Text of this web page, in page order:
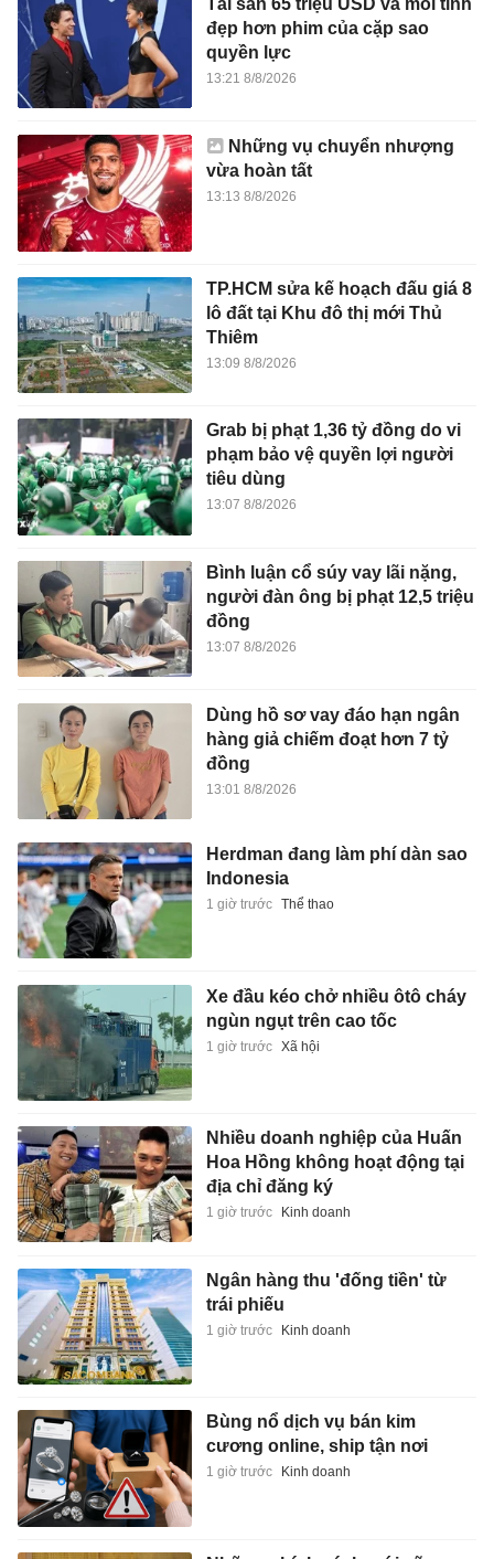
đẹp hơn phim của cặp sao
quyền lực
13:21 8/8/2026
Những vụ chuyển nhượng
vừa hoàn tất
13:13 8/8/2026
TP.HCM sửa kế hoạch đấu giá 8
lô đất tại Khu đô thị mới Thủ
Thiêm
13:09 8/8/2026
Grab bị phạt 1,36 tỷ đồng do vi
phạm bảo vệ quyền lợi người
tiêu dùng
13:07 8/8/2026
Bình luận cổ súy vay lãi nặng,
người đàn ông bị phạt 12,5 triệu
đồng
13:07 8/8/2026
Dùng hồ sơ vay đáo hạn ngân
hàng giả chiếm đoạt hơn 7 tỷ
đồng
13:01 8/8/2026
Herdman đang làm phí dàn sao
Indonesia
1 giờ trước Thể thao
Xe đầu kéo chở nhiều ôtô cháy
ngùn ngụt trên cao tốc
1 giờ trước Xã hội
Nhiều doanh nghiệp của Huấn
Hoa Hồng không hoạt động tại
địa chỉ đăng ký
1 giờ trước Kinh doanh
Ngân hàng thu 'đống tiền' từ
trái phiếu
1 giờ trước Kinh doanh
Bùng nổ dịch vụ bán kim
cương online, ship tận nơi
1 giờ trước Kinh doanh